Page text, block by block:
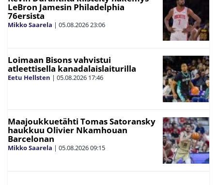
LeBron Jamesin Philadelphia
76ersista
Mikko Saarela | 05.08.202623:06
Loimaan Bisons vahvistui
atleettisella kanadalaislaiturilla
Eetu Hellsten | 05.08.2026 17:46
Maajoukkuetähti Tomas Satoransky
haukkuu Olivier Nkamhouan
Barcelonan
Mikko Saarela | 05.08.202609:15